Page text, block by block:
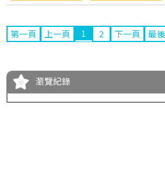
第一頁 上一頁 1 2 下一頁 最
瀏覽紀錄